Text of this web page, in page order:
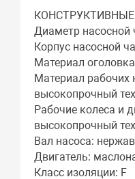
Диаметр насосной
Корпус насосной
Материал
Материал рабочих
высокопрочный
Рабочие колеса и
высокопрочный
Вал насоса:
Двигатель:
Класс изоляции: F